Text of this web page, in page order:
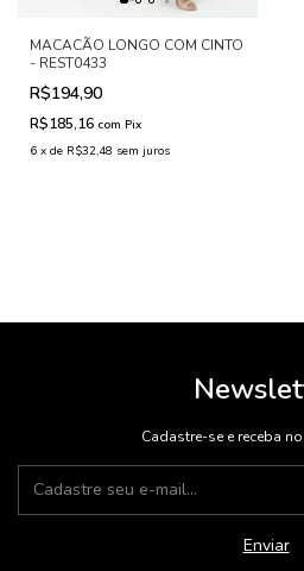
MACACÃO LONGO COM CINTO
- REST0433
R$194,90
R$185,16 com Pix
6 x de R$32,48 sem juros
Cadastre-se e receba